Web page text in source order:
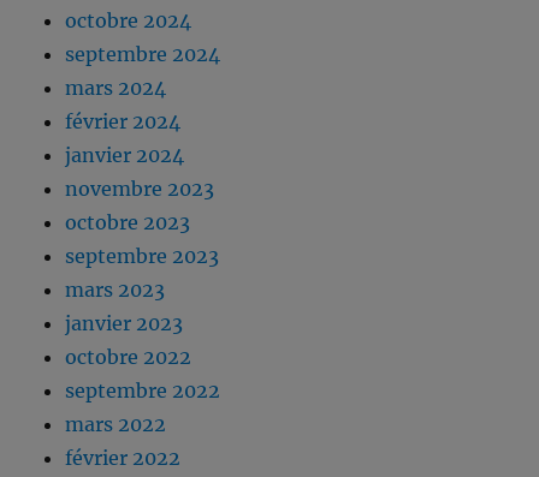
octobre 2024
septembre 2024
mars 2024
février 2024
janvier 2024
novembre 2023
octobre 2023
septembre 2023
mars 2023
janvier 2023
octobre 2022
septembre 2022
mars 2022
février 2022